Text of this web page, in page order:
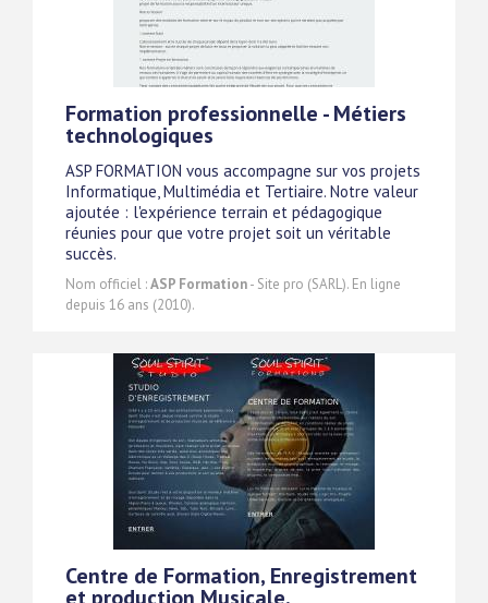
Formation professionnelle - Métiers
technologiques
ASP FORMATION vous accompagne sur vos projets
Informatique, Multimédia et Tertiaire. Notre valeur
ajoutée : l'expérience terrain et pédagogique
réunies pour que votre projet soit un véritable
succès.
Nom officiel :ASP Formation- Site pro (SARL). En ligne
depuis 16 ans (2010).
Centre de Formation, Enregistrement